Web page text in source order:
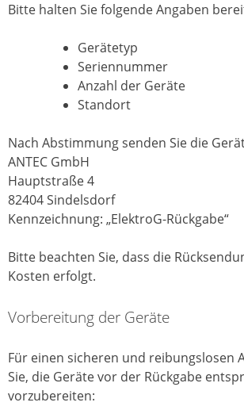
Bitte halten Sie folgende Angaben
Gerätetyp
Seriennummer
Anzahl der Geräte
Standort
Nach Abstimmung senden Sie die
ANTEC GmbH
Hauptstraße 4
82404 Sindelsdorf
Kennzeichnung: „ElektroG-Rückgabe“
Bitte beachten Sie, dass die
Kosten erfolgt.
Vorbereitung der Geräte
Für einen sicheren und reibungslosen
Sie, die Geräte vor der Rückgabe
vorzubereiten: